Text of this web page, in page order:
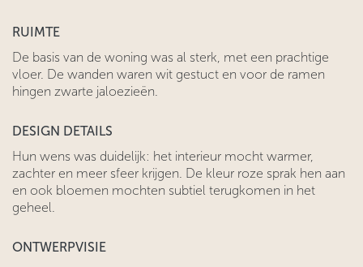
RUIMTE
De basis van de woning was al sterk, met een prachtige
vloer. De wanden waren wit gestuct en voor de ramen
hingen zwarte jaloezieën.
DESIGN DETAILS
Hun wens was duidelijk: het interieur mocht warmer,
zachter en meer sfeer krijgen. De kleur roze sprak hen aan
en ook bloemen mochten subtiel terugkomen in het
geheel.
ONTWERPVISIE